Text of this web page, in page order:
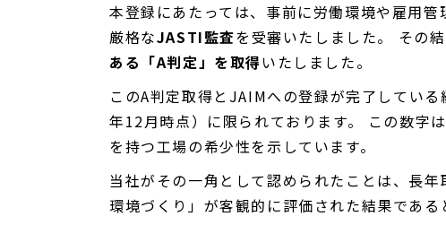
本登録にあたっては、事前に労働環境や雇用
厳格なJASTI監査を受審いたしました。 その
ある「A判定」を取得いたしました。
このA判定取得とJAIMへの登録が完了してい
年12月時点）に限られております。 この数字
を持つ工場の希少性を示しています。
当社がその一角として認められたことは、長
環境づくり」が客観的に評価された結果である